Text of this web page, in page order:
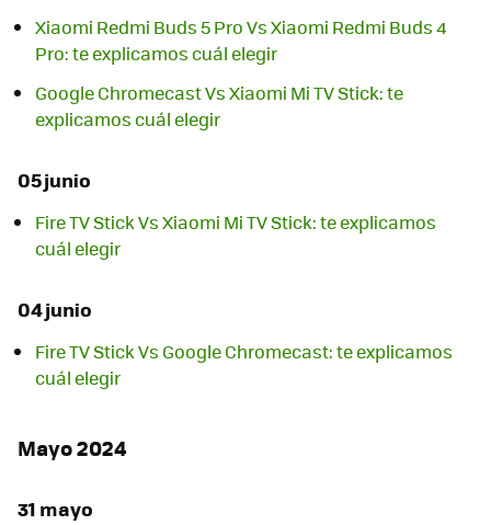
Xiaomi Redmi Buds 5 Pro Vs Xiaomi Redmi Buds 4
Pro: te explicamos cuál elegir
Google Chromecast Vs Xiaomi Mi TV Stick: te
explicamos cuál elegir
05 junio
Fire TV Stick Vs Xiaomi Mi TV Stick: te explicamos
cuál elegir
04 junio
Fire TV Stick Vs Google Chromecast: te explicamos
cuál elegir
Mayo 2024
31 mayo